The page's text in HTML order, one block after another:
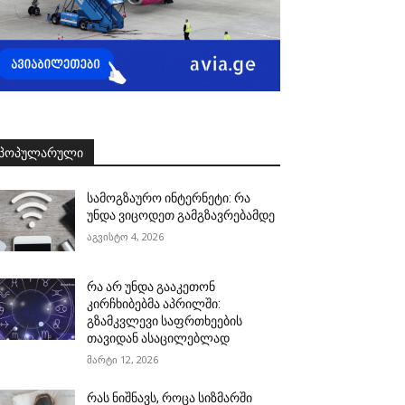
სამოგზაურო ინტერნეტი: რა
უნდა ვიცოდეთ გამგზავრებამდე
აგვისტო 4, 2026
რა არ უნდა გააკეთონ
კირჩხიბებმა აპრილში:
გზამკვლევი საფრთხეების
თავიდან ასაცილებლად
მარტი 12, 2026
რას ნიშნავს, როცა სიზმარში